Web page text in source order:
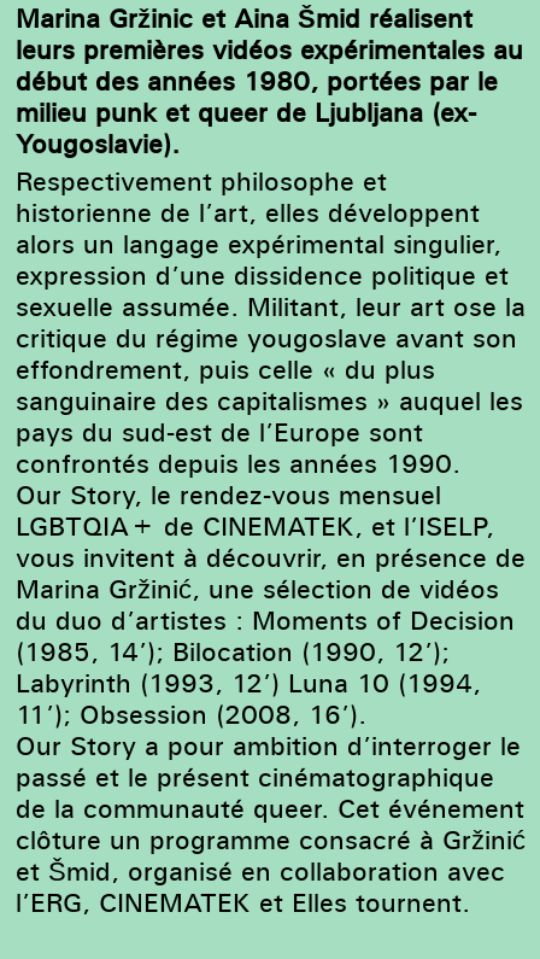
Marina Gržinic et Aina Šmid réalisent
leurs premières vidéos expérimentales au
début des années 1980, portées par le
milieu punk et queer de Ljubljana (ex-
Yougoslavie).
Respectivement philosophe et
historienne de l’art, elles développent
alors un langage expérimental singulier,
expression d’une dissidence politique et
sexuelle assumée. Militant, leur art ose la
critique du régime yougoslave avant son
effondrement, puis celle « du plus
sanguinaire des capitalismes » auquel les
pays du sud-est de l’Europe sont
confrontés depuis les années 1990.
Our Story, le rendez-vous mensuel
LGBTQIA+ de CINEMATEK, et l’ISELP,
vous invitent à découvrir, en présence de
Marina Gržinić, une sélection de vidéos
du duo d’artistes : Moments of Decision
(1985, 14’); Bilocation (1990, 12’);
Labyrinth (1993, 12’) Luna 10 (1994,
11’); Obsession (2008, 16’).
Our Story a pour ambition d’interroger le
passé et le présent cinématographique
de la communauté queer. Cet événement
clôture un programme consacré à Gržinić
et Šmid, organisé en collaboration avec
l’ERG, CINEMATEK et Elles tournent.